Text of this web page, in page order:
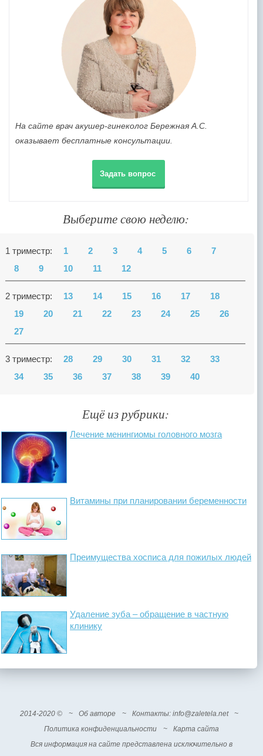
На сайте врач акушер-гинеколог Бережная А.С.
оказывает бесплатные консультации.
Задать вопрос
Выберите свою неделю:
1 триместр: 1 2 3 4 5 6
7
8
9 10 11 12
2 триместр: 13 14 15 16 17
18
19
20 21 22 23 24 25
26
27
3 триместр: 28 29 30 31 32
33
34
35 36 37 38 39 40
Ещё из рубрики:
Лечение менингиомы головного мозга
Витамины при планировании беременности
Преимущества хосписа для пожилых людей
Удаление зуба – обращение в частную
клинику
2014-2020 © ~ Об авторе ~ Контакты: info@zaletela.net
~
Политика конфиденциальности
~
Карта сайта
Вся информация на сайте представлена исключительно в